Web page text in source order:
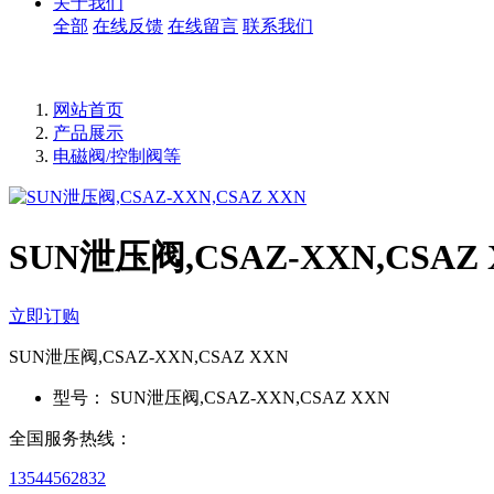
全部 在线反馈 在线留言 联系我们
网站首页
产品展示
电磁阀/控制阀等
SUN泄压阀,CSAZ-XXN,CSAZ
立即订购
SUN泄压阀,CSAZ-XXN,CSAZ XXN
型号： SUN泄压阀,CSAZ-XXN,CSAZ XXN
全国服务热线：
13544562832